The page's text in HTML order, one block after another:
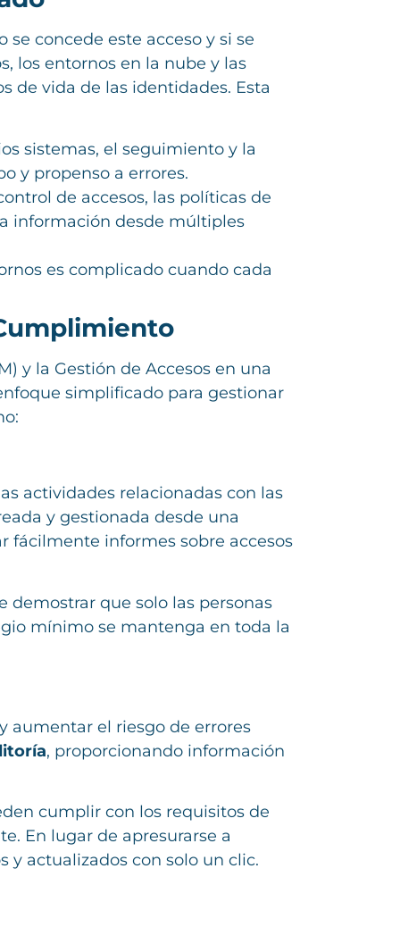
concede este acceso y si se
los entornos en la nube y las
de vida de las identidades. Esta
sistemas, el seguimiento y la
y propenso a errores.
de accesos, las políticas de
información desde múltiples
es complicado cuando cada
y la Gestión de Accesos en una
simplificado para gestionar
actividades relacionadas con las
y gestionada desde una
fácilmente informes sobre accesos
que solo las personas
mínimo se mantenga en toda la
aumentar el riesgo de errores
, proporcionando información
cumplir con los requisitos de
En lugar de apresurarse a
actualizados con solo un clic.